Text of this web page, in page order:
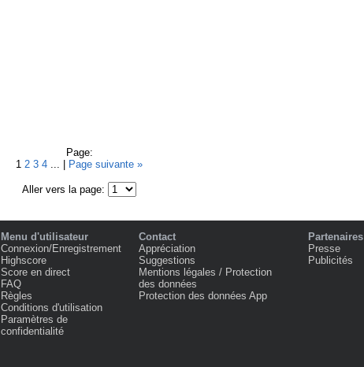
Page:
1 2 3 4 ... | Page suivante »
Aller vers la page:
Menu d'utilisateur
Connexion/Enregistrement
Highscore
Score en direct
FAQ
Règles
Conditions d'utilisation
Paramètres de
confidentialité
Contact
Appréciation
Suggestions
Mentions légales / Protection
des données
Protection des données App
Partenaires
Presse
Publicités